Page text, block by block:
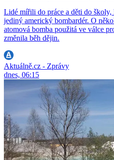
Lidé mířili do práce a děti do
jediný americký bombardér. O
atomová bomba použitá ve válce
změnila běh dějin.
Aktuálně.cz - Zprávy
dnes, 06:15